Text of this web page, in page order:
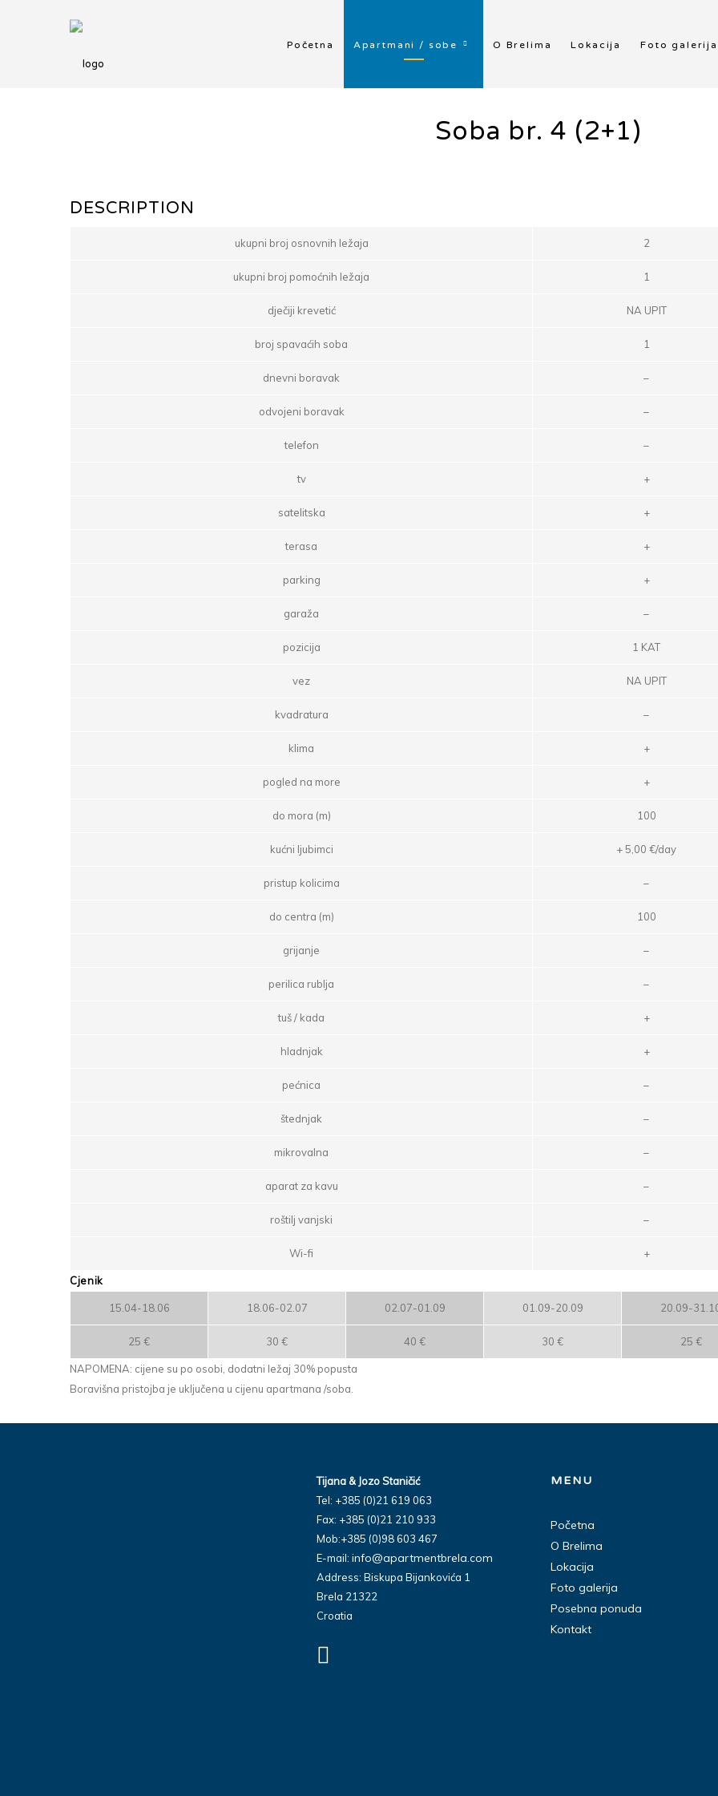
Početna Apartmani / sobe O Brelima Lokacija Foto galerija
Soba br. 4 (2+1)
DESCRIPTION
ukupni broj osnovnih ležaja 2
ukupni broj pomoćnih ležaja 1
dječiji krevetić NA UPIT
broj spavaćih soba 1
dnevni boravak –
odvojeni boravak –
telefon –
tv +
satelitska +
terasa +
parking +
garaža –
pozicija 1 KAT
vez NA UPIT
kvadratura –
klima +
pogled na more +
do mora (m) 100
kućni ljubimci + 5,00 €/day
pristup kolicima –
do centra (m) 100
grijanje –
perilica rublja –
tuš / kada +
hladnjak +
pećnica –
štednjak –
mikrovalna –
aparat za kavu –
roštilj vanjski –
Wi-fi +
Cjenik
15.04-18.06 18.06-02.07 02.07-01.09 01.09-20.09 20.09-
25 € 30 € 40 € 30 € 25 €
NAPOMENA: cijene su po osobi, dodatni ležaj 30% popusta
Boravišna pristojba je uključena u cijenu apartmana /soba.
Tijana & Jozo Staničić
Tel: +385 (0)21 619 063
Fax: +385 (0)21 210 933
Mob:+385 (0)98 603 467
E-mail: info@apartmentbrela.com
Address: Biskupa Bijankovića 1
Brela 21322
Croatia
MENU
Početna
O Brelima
Lokacija
Foto galerija
Posebna ponuda
Kontakt